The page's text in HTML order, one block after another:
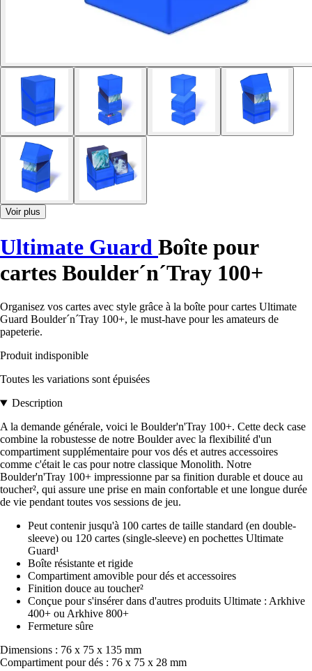
Voir plus
Ultimate Guard Boîte pour
cartes Boulder´n´Tray 100+
Organisez vos cartes avec style grâce à la boîte pour cartes Ultimate
Guard Boulder´n´Tray 100+, le must-have pour les amateurs de
papeterie.
Produit indisponible
Toutes les variations sont épuisées
Description
A la demande générale, voici le Boulder'n'Tray 100+. Cette deck case
combine la robustesse de notre Boulder avec la flexibilité d'un
compartiment supplémentaire pour vos dés et autres accessoires
comme c'était le cas pour notre classique Monolith. Notre
Boulder'n'Tray 100+ impressionne par sa finition durable et douce au
toucher², qui assure une prise en main confortable et une longue durée
de vie pendant toutes vos sessions de jeu.
Peut contenir jusqu'à 100 cartes de taille standard (en double-
sleeve) ou 120 cartes (single-sleeve) en pochettes Ultimate
Guard¹
Boîte résistante et rigide
Compartiment amovible pour dés et accessoires
Finition douce au toucher²
Conçue pour s'insérer dans d'autres produits Ultimate : Arkhive
400+ ou Arkhive 800+
Fermeture sûre
Dimensions : 76 x 75 x 135 mm
Compartiment pour dés : 76 x 75 x 28 mm